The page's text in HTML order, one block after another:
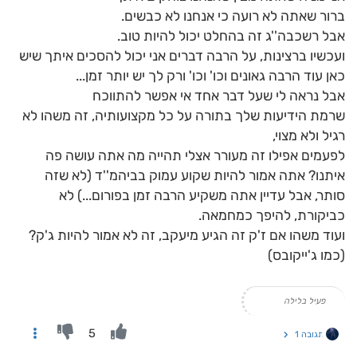
ברור שאתה לא רועה כי אנחנו לא כבשים.
אבל רשכבה''ג זה בהחלט יכול להיות טוב.
ועכשיו ברצינות, על הרבה דברים אני יכול להסכים איתך שיש
כאן עוד הרבה גאונים וכו' וכו' ורק לך יש יותר זמן...
אבל נראה לי שעל דבר אחד אי אפשר להתווכח
שרמת הידיעות שלך בתורה על כל מקצועותיה, זה משהו לא
רגיל ולא מצוי,
לפעמים אפילו זה מעורר אצלי תהייה מה אתה עושה פה
איתנו? אתה אמור להיות שקוע עמוק בביהמ''ד (לא שזה
סותר, אבל עדיין אתה משקיע הרבה זמן בפורום...) לא
כביקורת, להיפך כמחמאה.
ועוד משהו אם ז'ק זה הגיע מיעקב, זה לא אמור להיות ג'ק?
(כמו ג'ייקובס)
פעיל בלילה
תגובה 1 5